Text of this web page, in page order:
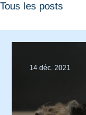
Tous les posts
14 déc. 2021